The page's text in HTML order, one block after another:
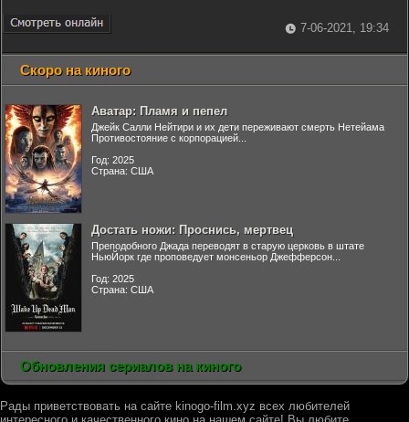
7-06-2021, 19:34
Скоро на киного
Аватар: Пламя и пепел
Джейк Салли Нейтири и их дети переживают смерть Нетейама
Противостояние с корпорацией...
Год: 2025
Страна: США
Достать ножи: Проснись, мертвец
Преподобного Джада переводят в старую церковь в штате
НьюЙорк где проповедует монсеньор Джефферсон...
Год: 2025
Страна: США
Обновления сериалов на киного
Рады приветствовать на сайте kinogo-film.xyz всех любителей